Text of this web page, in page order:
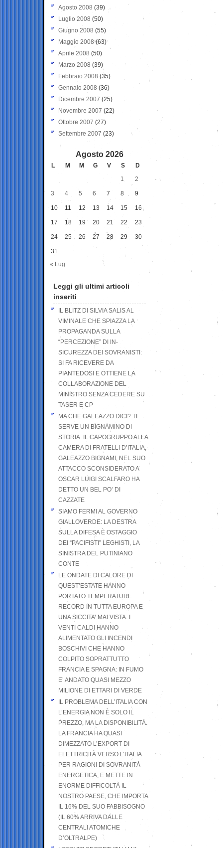
Agosto 2008 (39)
Luglio 2008 (50)
Giugno 2008 (55)
Maggio 2008(63)
Aprile 2008 (50)
Marzo 2008 (39)
Febbraio 2008 (35)
Gennaio 2008 (36)
Dicembre 2007 (25)
Novembre 2007 (22)
Ottobre 2007 (27)
Settembre 2007 (23)
Agosto 2026
L M M G V S
D
1
2
3 4 5 6 7 8 9
10 11 12 13 14 15 16
17 18 19 20 21 22 23
24 25 26 27 28 29 30
31
« Lug
Leggi gli ultimi articoli
inseriti
IL BLITZ DI SILVIA SALIS AL
VIMINALE CHE SPIAZZA LA
PROPAGANDA SULLA
“PERCEZIONE” DI IN-
SICUREZZA DEI SOVRANISTI:
SI FA RICEVERE DA
PIANTEDOSI E OTTIENE LA
COLLABORAZIONE DEL
MINISTRO SENZA CEDERE SU
TASER E CP
MA CHE GALEAZZO DICI? TI
SERVE UN BIGNAMINO DI
STORIA. IL CAPOGRUPPO ALLA
CAMERA DI FRATELLI D’ITALIA,
GALEAZZO BIGNAMI, NEL SUO
ATTACCO SCONSIDERATO A
OSCAR LUIGI SCALFARO HA
DETTO UN BEL PO’ DI
CAZZATE
SIAMO FERMI AL GOVERNO
GIALLOVERDE: LA DESTRA
SULLA DIFESA È OSTAGGIO
DEI “PACIFISTI” LEGHISTI, LA
SINISTRA DEL PUTINIANO
CONTE
LE ONDATE DI CALORE DI
QUEST’ESTATE HANNO
PORTATO TEMPERATURE
RECORD IN TUTTA EUROPA E
UNA SICCITA’ MAI VISTA. I
VENTI CALDI HANNO
ALIMENTATO GLI INCENDI
BOSCHIVI CHE HANNO
COLPITO SOPRATTUTTO
FRANCIA E SPAGNA: IN FUMO
E’ ANDATO QUASI MEZZO
MILIONE DI ETTARI DI VERDE
IL PROBLEMA DELL’ITALIA CON
L’ENERGIA NON È SOLO IL
PREZZO, MA LA DISPONIBILITÀ.
LA FRANCIA HA QUASI
DIMEZZATO L’EXPORT DI
ELETTRICITÀ VERSO L’ITALIA
PER RAGIONI DI SOVRANITÀ
ENERGETICA, E METTE IN
ENORME DIFFICOLTÀ IL
NOSTRO PAESE, CHE IMPORTA
IL 16% DEL SUO FABBISOGNO
(IL 60% ARRIVA DALLE
CENTRALI ATOMICHE
D’OLTRALPE)